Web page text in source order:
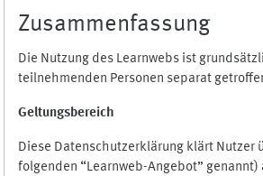
Zusammenfassung
Die Nutzung des Learnwebs ist
teilnehmenden Personen separat
Geltungsbereich
Diese Datenschutzerklärung klärt Nutzer
folgenden “Learnweb-Angebot” genannt)